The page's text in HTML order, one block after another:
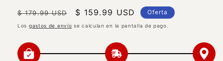
Precio
habitual
$ 179.99 USD
Precio
de
$ 159.99 USD Oferta
Los gastos de envío se calculan en la pantalla de pago.